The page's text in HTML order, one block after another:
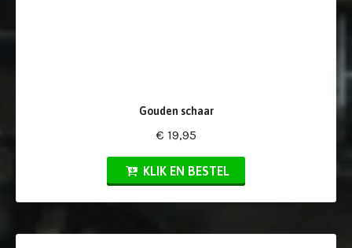
Gouden schaar
€ 19,95
KLIK EN BESTEL